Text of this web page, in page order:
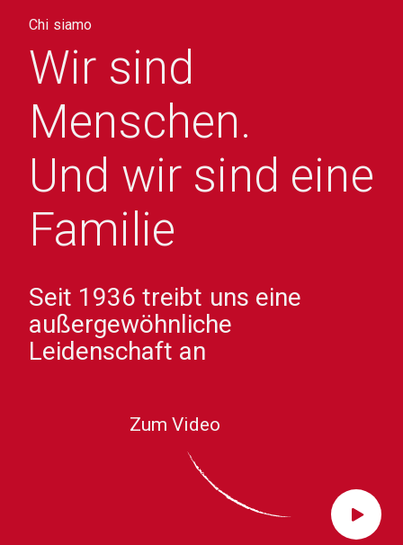
Chi siamo
Wir sind
Menschen.
Und wir sind eine
Familie
Seit 1936 treibt uns eine
außergewöhnliche
Leidenschaft an
Zum Video